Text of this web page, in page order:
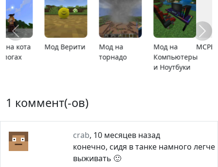
MCPE 26.13 MCPE 26.1
Карта
расширяющийся
Карта ада
1 коммент(-ов)
crab, 10 месяцев назад
конечно, сидя в танке намного легче
выживать 🙂